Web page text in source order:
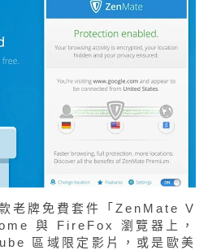
老牌免費套件「ZenMate V
與 FireFox 瀏覽器上，
區域限定影片，或是歐美